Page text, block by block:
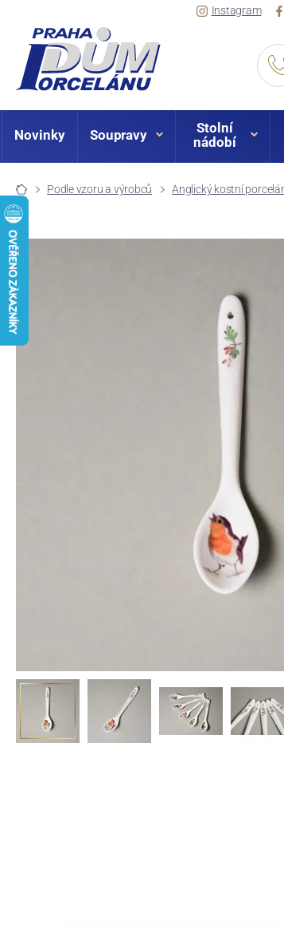
Instagram
Novinky Soupravy
Stolní
nádobí
Podle vzoru a výrobců Anglický kostní